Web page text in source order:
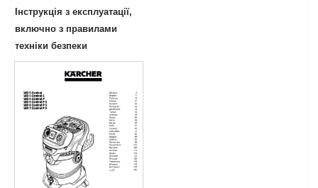
Інструкція з експлуатації,
включно з правилами
техніки безпеки